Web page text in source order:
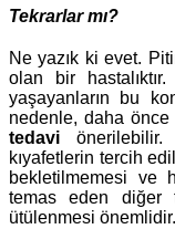
Tekrarlar mı?
Ne yazık ki evet.
olan bir
yaşayanların bu
nedenle, daha
tedavi
kıyafetlerin tercih
bekletilmemesi ve
temas eden diğer
ütülenmesi önemlidir.